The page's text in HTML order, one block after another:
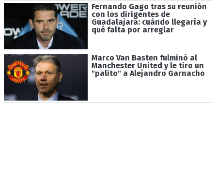
Fernando Gago tras su reunión
con los dirigentes de
Guadalajara: cuándo llegaría y
qué falta por arreglar
Marco Van Basten fulminó al
Manchester United y le tiro un
"palito" a Alejandro Garnacho